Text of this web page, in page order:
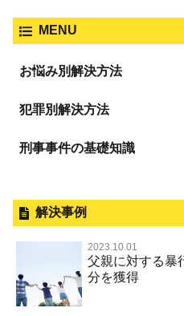
MENU
お悩み別解決方法
逮捕の不安や悩み
無実・無罪を証明してほしい
示談で解決してほしい
執行猶予にしてほしい
犯罪別解決方法
事件別－暴力事件
過失致死・過失傷害
器物損壊
脅迫・強要
業務妨害罪
性犯罪 TOP
淫行・援助交際（児童買春
不同意性交等罪（旧 強制性
監護者性交等罪
事件別－財産犯
財産犯 TOP
横領 背任
事件別－薬物事件
薬物事件 TOP
事件別－交通違反・交通事故
刑事事件の基礎知識
刑事裁判の概要・手続
公務員の逮捕・刑事事件
控訴・上告
国選弁護士と私選弁護士の違い
解決事例
2023.10.01
父親に対する暴
分を獲得